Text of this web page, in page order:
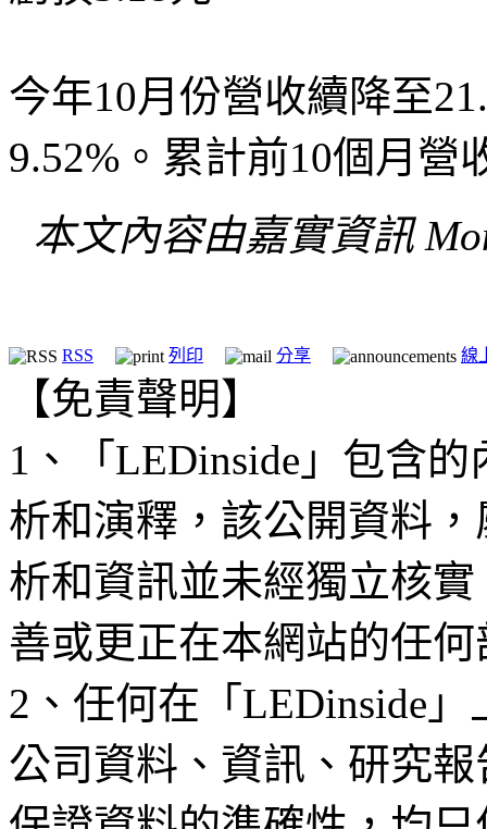
今年10月份營收續降至
9.52%。累計前10個月營
本文內容由嘉實資訊
RSS 列印 分享 線
【免責聲明】
1、「LEDinside」包含
析和演釋，該公開資料
析和資訊並未經獨立核
善或更正在本網站的任
2、任何在「LEDinside
公司資料、資訊、研究